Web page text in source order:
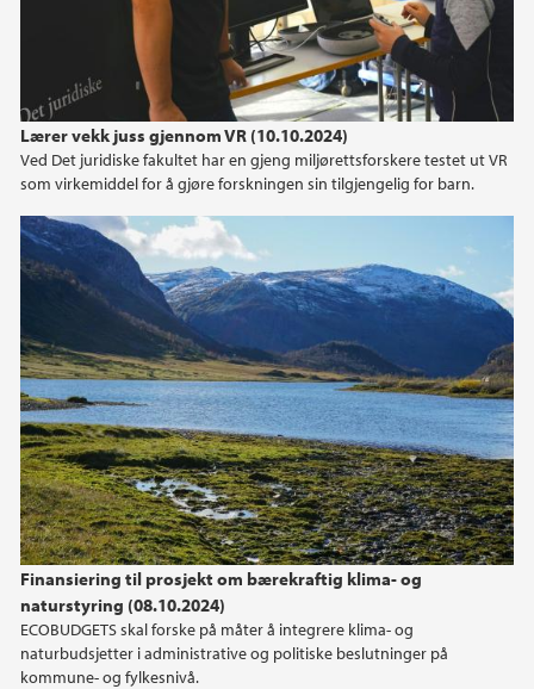
Lærer vekk juss gjennom VR (10.10.2024)
Ved Det juridiske fakultet har en gjeng miljørettsforskere testet ut VR
som virkemiddel for å gjøre forskningen sin tilgjengelig for barn.
Finansiering til prosjekt om bærekraftig klima- og
naturstyring (08.10.2024)
ECOBUDGETS skal forske på måter å integrere klima- og
naturbudsjetter i administrative og politiske beslutninger på
kommune- og fylkesnivå.